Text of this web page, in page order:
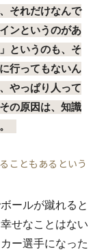
それだけなんで
ンというのがあ
というのも、そ
行ってもないん
やっぱり人って
の原因は、知識
こともあるという
ールが蹴れると
せなことはない
ー選手になった